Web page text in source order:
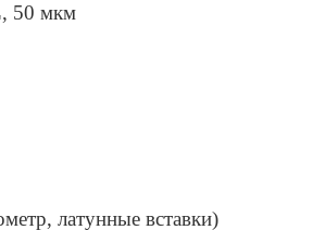
50 мкм
латунные вставки)